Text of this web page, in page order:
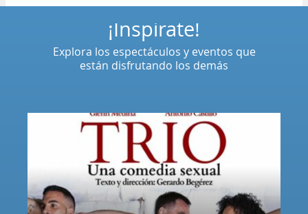
¡Inspírate!
Explora los espectáculos y eventos que
están disfrutando los demás